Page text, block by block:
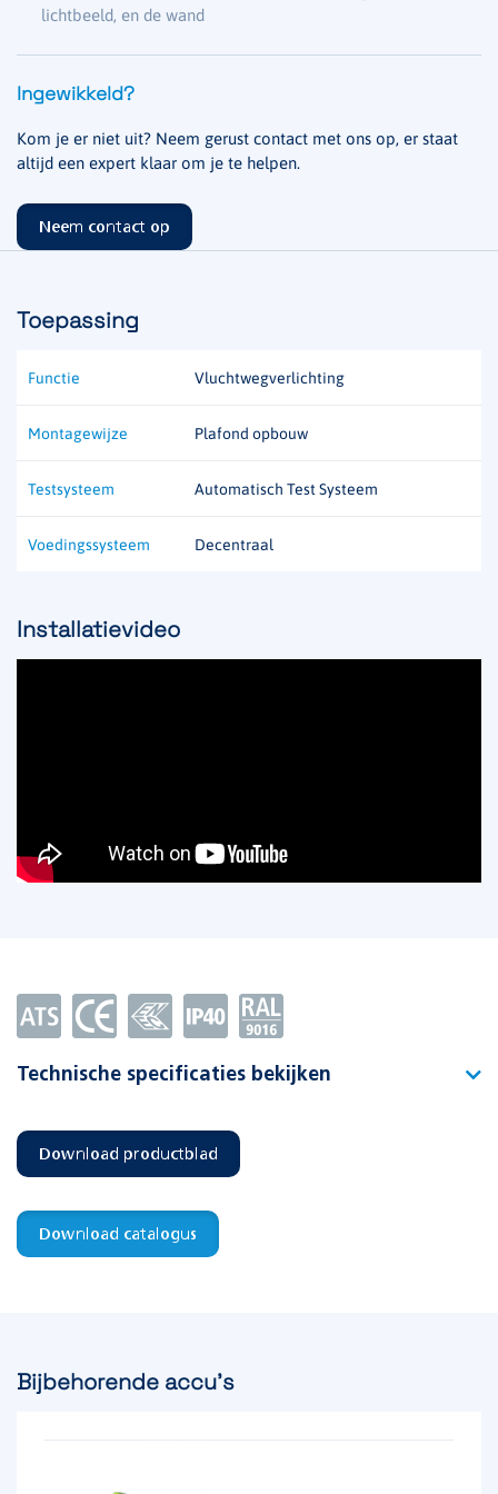
lichtbeeld, en de wand
Ingewikkeld?
Kom je er niet uit? Neem gerust contact met ons op, er staat
altijd een expert klaar om je te helpen.
Neem contact op
Toepassing
Functie Vluchtwegverlichting
Montagewijze Plafond opbouw
Testsysteem Automatisch Test Systeem
Voedingssysteem Decentraal
Installatievideo
Technische specificaties bekijken
Artikelnummer 392002
EAN-code 8715774012945
Testsysteem
Download productblad
Download catalogus
Bijbehorende accu's